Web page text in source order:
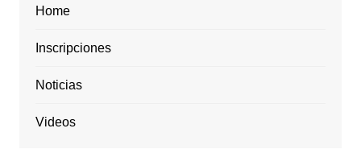
Home
Inscripciones
Noticias
Videos